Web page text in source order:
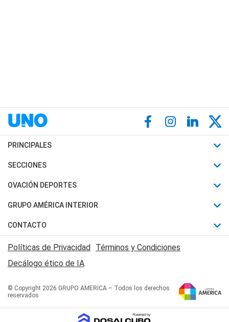
PRINCIPALES
Últimas Noticias
Política
Judiciales
Economia
SECCIONES
Horóscopo
Motores
Trucos caseros
Series y Películas
Edictos y Solicitadas
OVACIÓN DEPORTES
Fútbol
Mundial
Automovilismo
Rugby
Básquet
GRUPO AMÉRICA INTERIOR
Canal 7 en Vivo
San Juan 8
CONTACTO
Acerca de Nosotros
Contactanos
Políticas de Privacidad Términos y Condiciones
Decálogo ético de IA
© Copyright 2026 GRUPO AMERICA – Todos los derechos
reservados